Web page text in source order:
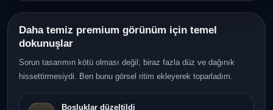
Daha temiz premium görünüm için temel
dokunuşlar
Sorun tasarımın kötü olması değil; biraz fazla düz ve dağınık
hissettirmesiydi. Ben bunu görsel ritim ekleyerek toparladım.
Boşluklar düzeltildi